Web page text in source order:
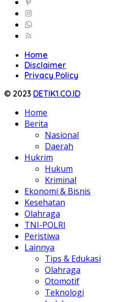
Home
Disclaimer
Privacy Policy
© 2023 DETIK1.CO.ID
Home
Berita
Nasional
Daerah
Hukrim
Hukum
Kriminal
Ekonomi & Bisnis
Kesehatan
Olahraga
TNI-POLRI
Peristiwa
Lainnya
Tips & Edukasi
Olahraga
Otomotif
Teknologi